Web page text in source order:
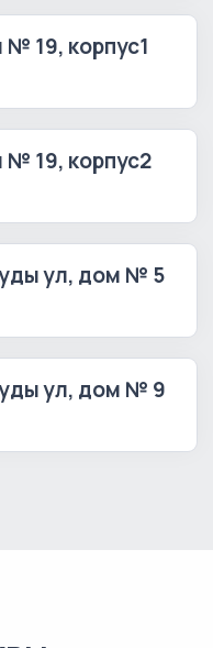
19, корпус1
19, корпус2
ул, дом № 5
ул, дом № 9